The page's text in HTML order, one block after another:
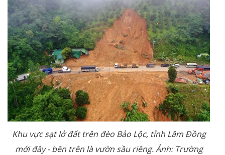
Khu vực sạt lở đất trên đèo Bảo Lộc, tỉnh Lâm Đồng
mới đây - bên trên là vườn sầu riêng. Ảnh: Trường